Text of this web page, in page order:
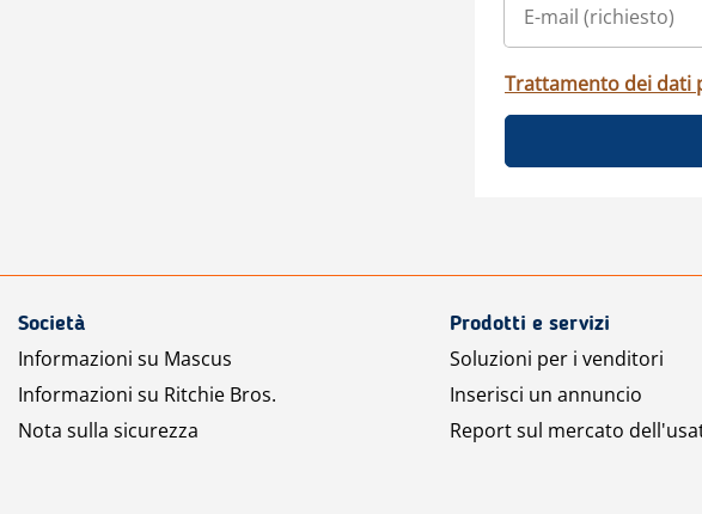
Trattamento dei dati
Società
Informazioni su Mascus
Informazioni su Ritchie Bros.
Nota sulla sicurezza
Prodotti e servizi
Soluzioni per i venditori
Inserisci un annuncio
Report sul mercato